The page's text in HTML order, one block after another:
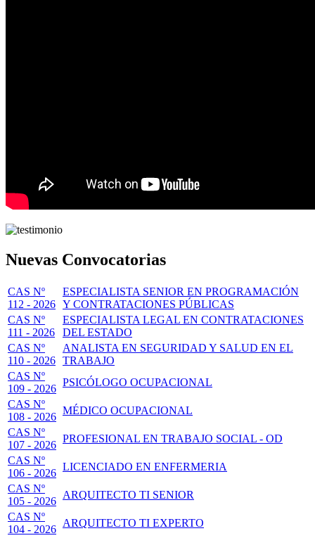
Nuevas Convocatorias
CAS Nº
112 - 2026
ESPECIALISTA SENIOR EN PROGRAMACIÓN
Y CONTRATACIONES PÚBLICAS
CAS Nº
111 - 2026
ESPECIALISTA LEGAL EN CONTRATACIONES
DEL ESTADO
CAS Nº
110 - 2026
ANALISTA EN SEGURIDAD Y SALUD EN EL
TRABAJO
CAS Nº
109 - 2026
PSICÓLOGO OCUPACIONAL
CAS Nº
108 - 2026
MÉDICO OCUPACIONAL
CAS Nº
107 - 2026
PROFESIONAL EN TRABAJO SOCIAL - OD
CAS Nº
106 - 2026
LICENCIADO EN ENFERMERIA
CAS Nº
105 - 2026
ARQUITECTO TI SENIOR
CAS Nº
104 - 2026
ARQUITECTO TI EXPERTO